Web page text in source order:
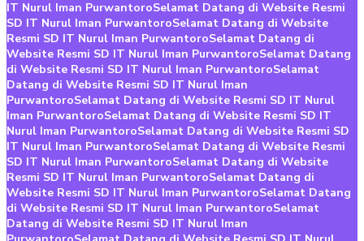
IT Nurul Iman PurwantoroSelamat Datang di Website Resmi
SD IT Nurul Iman PurwantoroSelamat Datang di Website
Resmi SD IT Nurul Iman PurwantoroSelamat Datang di
Website Resmi SD IT Nurul Iman PurwantoroSelamat Datang
di Website Resmi SD IT Nurul Iman PurwantoroSelamat
Datang di Website Resmi SD IT Nurul Iman
PurwantoroSelamat Datang di Website Resmi SD IT Nurul
Iman PurwantoroSelamat Datang di Website Resmi SD IT
Nurul Iman PurwantoroSelamat Datang di Website Resmi SD
IT Nurul Iman PurwantoroSelamat Datang di Website Resmi
SD IT Nurul Iman PurwantoroSelamat Datang di Website
Resmi SD IT Nurul Iman PurwantoroSelamat Datang di
Website Resmi SD IT Nurul Iman PurwantoroSelamat Datang
di Website Resmi SD IT Nurul Iman PurwantoroSelamat
Datang di Website Resmi SD IT Nurul Iman